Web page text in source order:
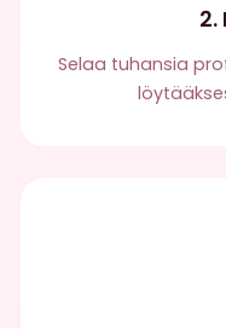
2.
Selaa tuhansia